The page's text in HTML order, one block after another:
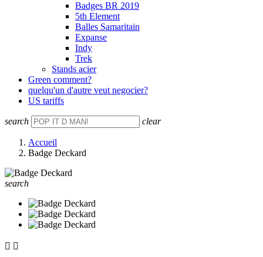
Badges BR 2019
5th Element
Balles Samaritain
Expanse
Indy
Trek
Stands acier
Green comment?
quelqu'un d'autre veut negocier?
US tariffs
search clear
Accueil
Badge Deckard
search
 